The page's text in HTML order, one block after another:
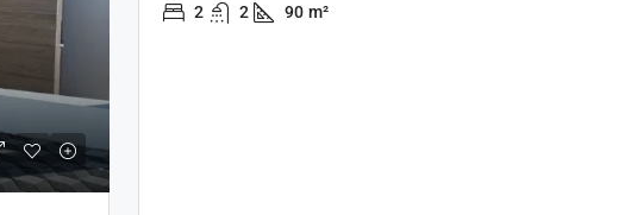
2 2 90 m²